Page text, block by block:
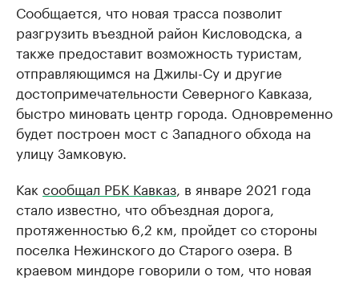
Сообщается, что новая трасса позволит
разгрузить въездной район Кисловодска, а
также предоставит возможность туристам,
отправляющимся на Джилы-Су и другие
достопримечательности Северного Кавказа,
быстро миновать центр города. Одновременно
будет построен мост с Западного обхода на
улицу Замковую.
Как сообщал РБК Кавказ , в январе 2021 года
стало известно, что объездная дорога,
протяженностью 6,2 км, пройдет со стороны
поселка Нежинского до Старого озера. В
краевом миндоре говорили о том, что новая